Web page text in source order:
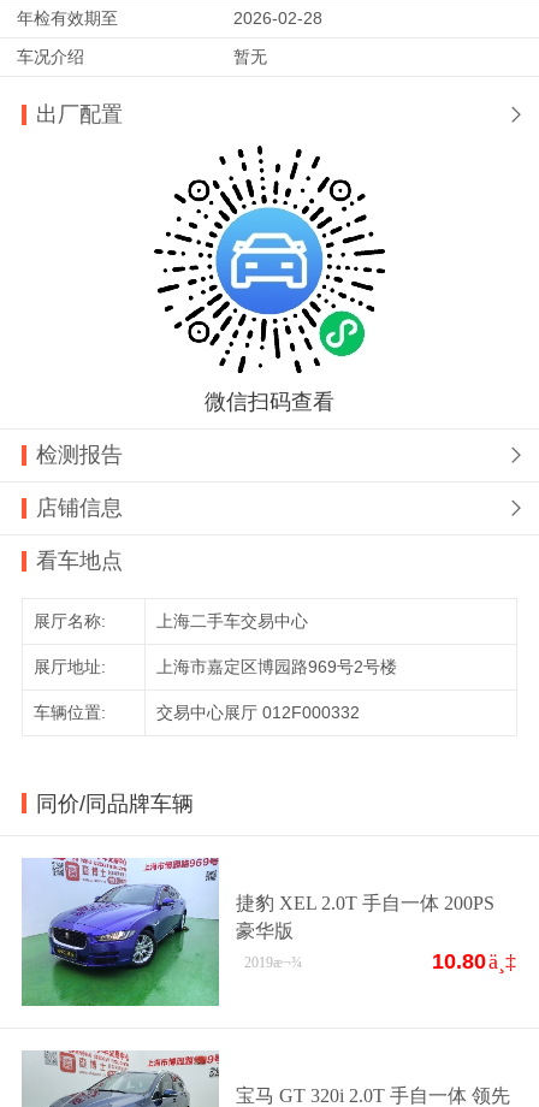
年检有效期至
2026-02-28
车况介绍
暂无
出厂配置 
微信扫码查看
检测报告 
店铺信息 
看车地点
展厅名称: 上海二手车交易中心
展厅地址: 上海市嘉定区博园路969号2号楼
车辆位置: 交易中心展厅 012F000332
同价/同品牌车辆
捷豹 XEL 2.0T 手自一体 200PS
豪华版
10.80ä¸‡
2019æ¬¾
宝马 GT 320i 2.0T 手自一体 领先